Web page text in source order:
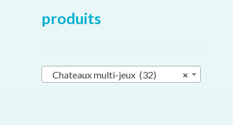
produits
×
Chateaux multi-jeux (32)